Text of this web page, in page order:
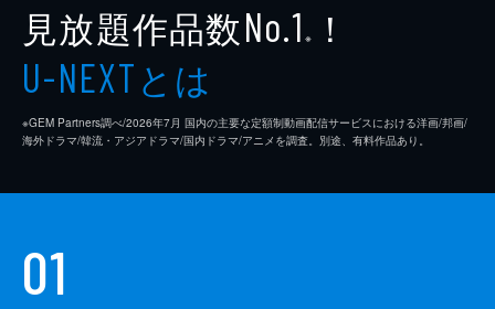
見放題作品数No.1 ※ ！
U-NEXTとは
※GEM Partners調べ/2026年7⽉ 国内の主要な定額制動画配信サービスにおける洋画/邦画/
海外ドラマ/韓流・アジアドラマ/国内ドラマ/アニメを調査。別途、有料作品あり。
01